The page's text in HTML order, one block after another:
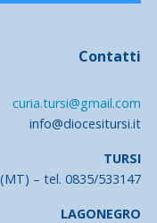
Contatti
curia.tursi@gmail.com
info@diocesitursi.it
TURSI
– tel. 0835/533147
LAGONEGRO